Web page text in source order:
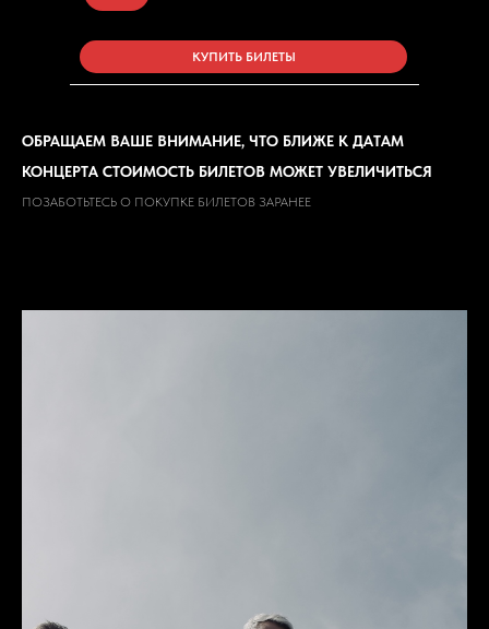
КУПИТЬ БИЛЕТЫ
ОБРАЩАЕМ ВАШЕ ВНИМАНИЕ, ЧТО БЛИЖЕ К ДАТАМ
КОНЦЕРТА СТОИМОСТЬ БИЛЕТОВ МОЖЕТ УВЕЛИЧИТЬСЯ
ПОЗАБОТЬТЕСЬ О ПОКУПКЕ БИЛЕТОВ ЗАРАНЕЕ